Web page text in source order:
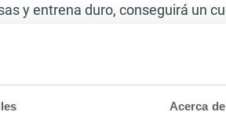
Acerca
y entrena duro, conseguirá un
tonificadas y firmes al caminar,
glúteos que se mantengan en su